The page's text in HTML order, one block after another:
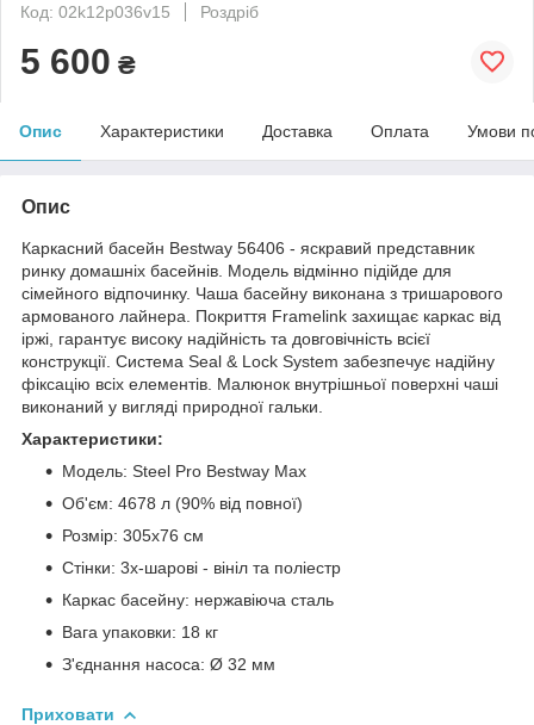
Код: 02k12p036v15
Роздріб
5 600 ₴
Опис Характеристики Доставка Оплата Умови
Опис
Каркасний басейн Bestway 56406 - яскравий представник
ринку домашніх басейнів. Модель відмінно підійде для
сімейного відпочинку. Чаша басейну виконана з тришарового
армованого лайнера. Покриття Framelink захищає каркас від
іржі, гарантує високу надійність та довговічність всієї
конструкції. Система Seal & Lock System забезпечує надійну
фіксацію всіх елементів. Малюнок внутрішньої поверхні чаші
виконаний у вигляді природної гальки.
Характеристики:
Модель: Steel Pro Bestway Max
Об'єм: 4678 л (90% від повної)
Розмір: 305x76 см
Стінки: 3х-шарові - вініл та поліестр
Каркас басейну: нержавіюча сталь
Вага упаковки: 18 кг
З'єднання насоса: Ø 32 мм
Приховати